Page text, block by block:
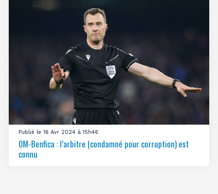
Publié le 16 Avr 2024 à 15h46
OM-Benfica : l’arbitre (condamné pour corruption) est
connu